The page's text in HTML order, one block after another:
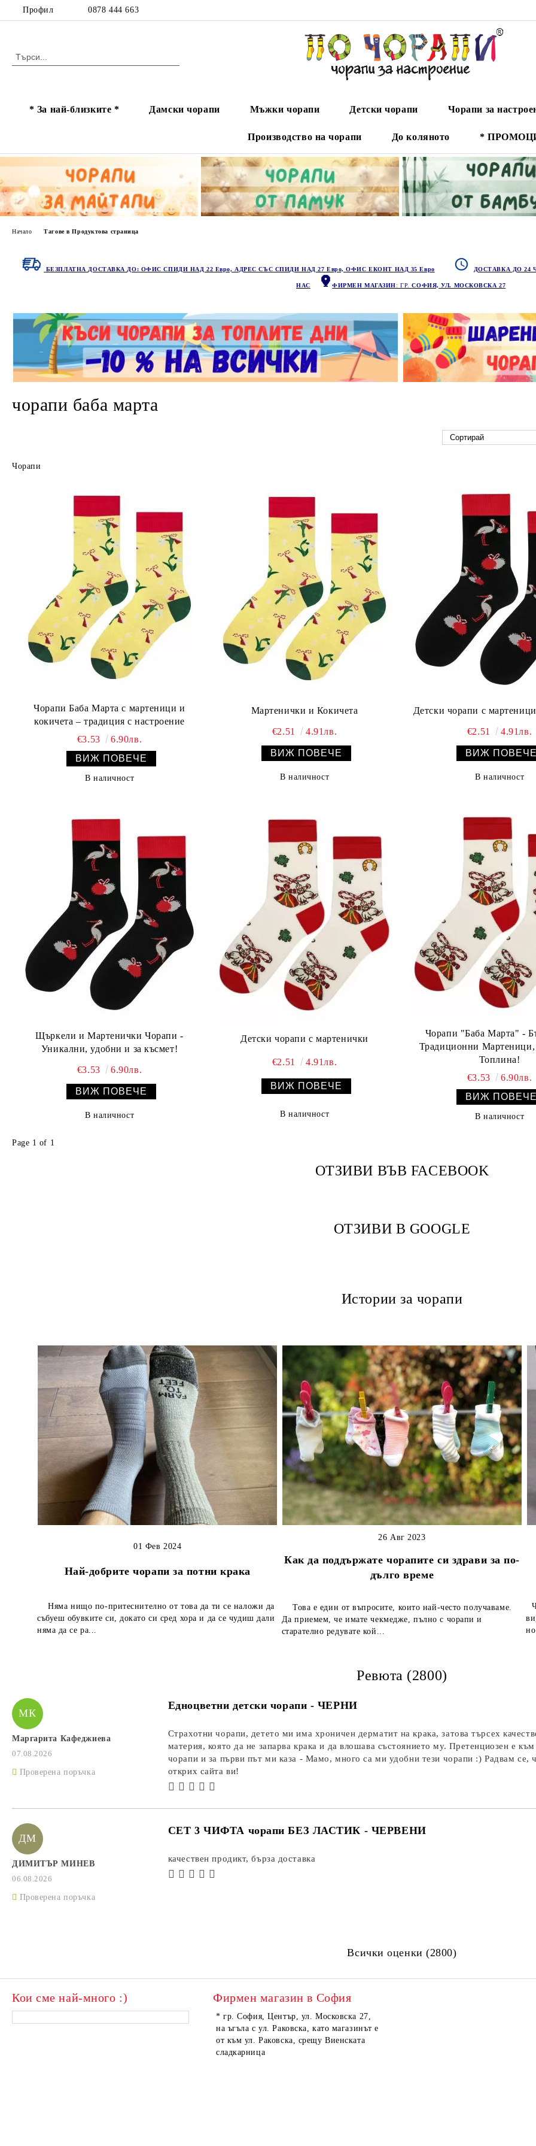
Профил 0878 444 663
* За най-близките * Дамски чорапи Мъжки чорапи Детски чорапи Чорапи за
Производство на чорапи До коляното *
БЕЗПЛАТНА ДОСТАВКА ДО: ОФИС СПИДИ НАД 22 Евро, АДРЕС СЪС СПИДИ НАД 27 Евро, ОФИС ЕКОНТ НАД 35 Евро ДОСТАВКА ДО 24
НАС ФИРМЕН МАГАЗИН: ГР.СОФИЯ, УЛ. МОСКОВСКА 27
Начало Тагове в Продуктова страница
чорапи баба марта
Чорапи
Чорапи Баба Марта с мартеници и
кокичета – традиция с настроение
€3.53
6.90лв.
ВИЖ ПОВЕЧЕ
В наличност
Мартенички и Кокичета
€2.51 4.91лв.
ВИЖ ПОВЕЧЕ
В наличност
Детски чорапи с
€2.51 4.91лв.
ВИЖ ПОВЕЧЕ
В наличност
Щъркели и Мартенички Чорапи -
Уникални, удобни и за късмет!
€3.53 6.90лв.
ВИЖ ПОВЕЧЕ
В наличност
Детски чорапи с мартенички
€2.51 4.91лв.
ВИЖ ПОВЕЧЕ
В наличност
Чорапи "Баба Марта" -
Традиционни
Топлина!
€3.53
6.90лв.
ВИЖ ПОВЕЧЕ
В наличност
Page 1 of 1
ОТЗИВИ ВЪВ FACEBOOK
ОТЗИВИ В GOOGLE
Истории за чорапи
Най-добрите чорапи за потни крака
01 Фев 2024
Няма нищо по-притеснително от това да ти се наложи да
събуеш обувките си, докато си сред хора и да се чудиш дали
няма да се ра...
Как да поддържате чорапите си здрави за по-
дълго време
26 Авг 2023
Това е един от въпросите, които най-често получаваме.
Да приемем, че имате чекмедже, пълно с чорапи и
старателно редувате кой...
Ревюта (2800)
МК
Маргарита Кафеджиева
07.08.2026
Проверена поръчка
Едноцветни детски чорапи - ЧЕРНИ
Страхотни чорапи, детето ми има хроничен дерматит на крака, затова търсех
материя, която да не запарва крака и да влошава състоянието му. Претенциозен е към
чорапи и за първи път ми каза - Мамо, много са ми удобни тези чорапи :) Радвам се,
открих сайта ви!
ДМ
ДИМИТЪР МИНЕВ
06.08.2026
Проверена поръчка
СЕТ 3 ЧИФТА чорапи БЕЗ ЛАСТИК - ЧЕРВЕНИ
качествен продикт, бърза доставка
Всички оценки (2800)
Кои сме най-много :) Фирмен магазин в София
* гр. София, Център, ул. Московска 27,
на ъгъла с ул. Раковска, като магазинът е
от към ул. Раковска, срещу Виенската
сладкарница